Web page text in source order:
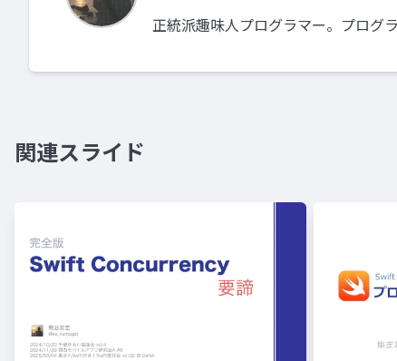
正統派趣味人プログラマー。プログ
関連スライド